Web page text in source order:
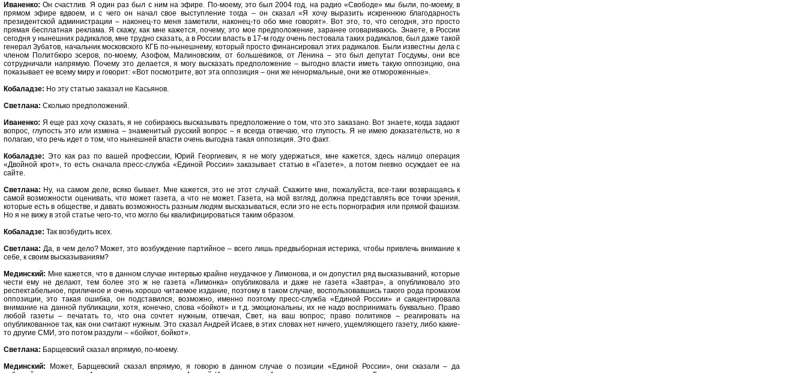
Иваненко: Он счастлив. Я один раз был с ним на эфире. По-моему, это был 2004 год, на радио «Свободе» мы были, по-моему, в
прямом эфире вдвоем, и с чего он начал свое выступление тогда – он сказал «Я хочу выразить искреннюю благодарность
президентской администрации – наконец-то меня заметили, наконец-то обо мне говорят». Вот это, то, что сегодня, это просто
прямая бесплатная реклама. Я скажу, как мне кажется, почему, это мое предположение, заранее оговариваюсь. Знаете, в России
сегодня у нынешних радикалов, мне трудно сказать, а в России власть в 17-м году очень пестовала таких радикалов, был даже такой
генерал Зубатов, начальник московского КГБ по-нынешнему, который просто финансировал этих радикалов. Были известны дела с
членом Политбюро эсеров, по-моему, Азофом, Малиновским, от большевиков, от Ленина – это был депутат Госдумы, они все
сотрудничали напрямую. Почему это делается, я могу высказать предположение – выгодно власти иметь такую оппозицию, она
показывает ее всему миру и говорит: «Вот посмотрите, вот эта оппозиция – они же ненормальные, они же отмороженные».
Кобаладзе: Но эту статью заказал не Касьянов.
Светлана: Сколько предположений.
Иваненко: Я еще раз хочу сказать, я не собираюсь высказывать предположение о том, что это заказано. Вот знаете, когда задают
вопрос, глупость это или измена – знаменитый русский вопрос – я всегда отвечаю, что глупость. Я не имею доказательств, но я
полагаю, что речь идет о том, что нынешней власти очень выгодна такая оппозиция. Это факт.
Кобаладзе: Это как раз по вашей профессии, Юрий Георгиевич, я не могу удержаться, мне кажется, здесь налицо операция
«Двойной крот», то есть сначала пресс-служба «Единой России» заказывает статью в «Газете», а потом гневно осуждает ее на
сайте.
Светлана: Ну, на самом деле, всяко бывает. Мне кажется, это не этот случай. Скажите мне, пожалуйста, все-таки возвращаясь к
самой возможности оценивать, что может газета, а что не может. Газета, на мой взгляд, должна представлять все точки зрения,
которые есть в обществе, и давать возможность разным людям высказываться, если это не есть порнография или прямой фашизм.
Но я не вижу в этой статье чего-то, что могло бы квалифицироваться таким образом.
Кобаладзе: Так возбудить всех.
Светлана: Да, в чем дело? Может, это возбуждение партийное – всего лишь предвыборная истерика, чтобы привлечь внимание к
себе, к своим высказываниям?
Мединский: Мне кажется, что в данном случае интервью крайне неудачное у Лимонова, и он допустил ряд высказываний, которые
чести ему не делают, тем более это ж не газета «Лимонка» опубликовала и даже не газета «Завтра», а опубликовало это
респектабельное, приличное и очень хорошо читаемое издание, поэтому в таком случае, воспользовавшись такого рода промахом
оппозиции, это такая ошибка, он подставился, возможно, именно поэтому пресс-служба «Единой России» и сакцентировала
внимание на данной публикации, хотя, конечно, слова «бойкот» и т.д. эмоциональны, их не надо воспринимать буквально. Право
любой газеты – печатать то, что она сочтет нужным, отвечая, Свет, на ваш вопрос; право политиков – реагировать на
опубликованное так, как они считают нужным. Это сказал Андрей Исаев, в этих словах нет ничего, ущемляющего газету, либо какие-
то другие СМИ, это потом раздули – «бойкот, бойкот».
Светлана: Барщевский сказал впрямую, по-моему.
Мединский: Может, Барщевский сказал впрямую, я говорю в данном случае о позиции «Единой России», они сказали – да